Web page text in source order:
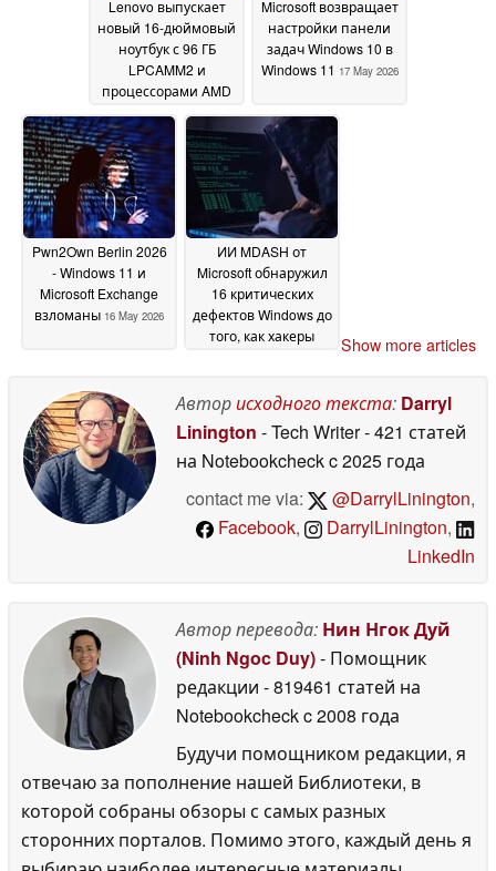
Lenovo выпускает
новый 16-дюймовый
ноутбук с 96 ГБ
LPCAMM2 и
процессорами AMD
ожидалось
18 May 2026
Microsoft возвращает
настройки панели
задач Windows 10 в
Windows 11 17 May 2026
Pwn2Own Berlin 2026
- Windows 11 и
Microsoft Exchange
взломаны 16 May 2026
ИИ MDASH от
Microsoft обнаружил
16 критических
дефектов Windows до
того, как хакеры
2026
Show more articles
Авторисходного текста: Darryl
Linington - Tech Writer- 421 статей
на Notebookcheckc 2025 года
contact me via:
@DarrylLinington,
Facebook, DarrylLinington,
LinkedIn
Автор перевода: Нин Нгок Дуй
(Ninh Ngoc Duy)- Помощник
редакции - 819461 статей на
Notebookcheckc 2008 года
Будучи помощником редакции, я
отвечаю за пополнение нашей Библиотеки, в
которой собраны обзоры с самых разных
сторонних порталов. Помимо этого, каждый день я